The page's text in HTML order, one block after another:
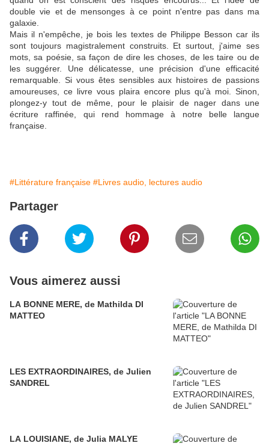
double vie et de mensonges à ce point n'entre pas dans ma
galaxie.
Mais il n'empêche, je bois les textes de Philippe Besson car ils
sont toujours magistralement construits. Et surtout, j'aime ses
mots, sa poésie, sa façon de dire les choses, de les taire ou de
les suggérer. Une délicatesse, une précision d'une efficacité
remarquable. Si vous êtes sensibles aux histoires de passions
amoureuses, ce livre vous plaira encore plus qu'à moi. Sinon,
plongez-y tout de même, pour le plaisir de nager dans une
écriture raffinée, qui rend hommage à notre belle langue
française.
#Littérature française #Livres audio, lectures audio
Partager
Vous aimerez aussi
LA BONNE MERE, de Mathilda DI
MATTEO
LES EXTRAORDINAIRES, de Julien
SANDREL
LA LOUISIANE, de Julia MALYE